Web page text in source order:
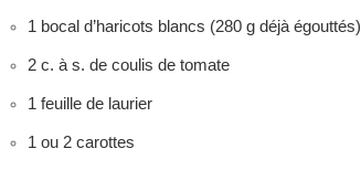
1 bocal d’haricots blancs (280 g déjà égouttés)
2 c. à s. de coulis de tomate
1 feuille de laurier
1 ou 2 carottes